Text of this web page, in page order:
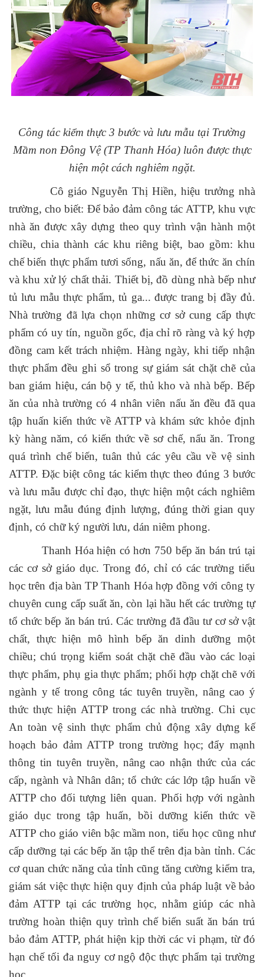
Công tác kiểm thực 3 bước và lưu mẫu tại Trường
Mầm non Đông Vệ (TP Thanh Hóa) luôn được thực
hiện một cách nghiêm ngặt.
Cô giáo Nguyễn Thị Hiền, hiệu trưởng nhà
trường, cho biết: Để bảo đảm công tác ATTP, khu vực
nhà ăn được xây dựng theo quy trình vận hành một
chiều, chia thành các khu riêng biệt, bao gồm: khu
chế biến thực phẩm tươi sống, nấu ăn, để thức ăn chín
và khu xử lý chất thải. Thiết bị, đồ dùng nhà bếp như
tủ lưu mẫu thực phẩm, tủ ga... được trang bị đầy đủ.
Nhà trường đã lựa chọn những cơ sở cung cấp thực
phẩm có uy tín, nguồn gốc, địa chỉ rõ ràng và ký hợp
đồng cam kết trách nhiệm. Hàng ngày, khi tiếp nhận
thực phẩm đều ghi sổ trong sự giám sát chặt chẽ của
ban giám hiệu, cán bộ y tế, thủ kho và nhà bếp. Bếp
ăn của nhà trường có 4 nhân viên nấu ăn đều đã qua
tập huấn kiến thức về ATTP và khám sức khỏe định
kỳ hàng năm, có kiến thức về sơ chế, nấu ăn. Trong
quá trình chế biến, tuân thủ các yêu cầu về vệ sinh
ATTP. Đặc biệt công tác kiểm thực theo đúng 3 bước
và lưu mẫu được chỉ đạo, thực hiện một cách nghiêm
ngặt, lưu mẫu đúng định lượng, đúng thời gian quy
định, có chữ ký người lưu, dán niêm phong.
Thanh Hóa hiện có hơn 750 bếp ăn bán trú tại
các cơ sở giáo dục. Trong đó, chỉ có các trường tiểu
học trên địa bàn TP Thanh Hóa hợp đồng với công ty
chuyên cung cấp suất ăn, còn lại hầu hết các trường tự
tổ chức bếp ăn bán trú. Các trường đã đầu tư cơ sở vật
chất, thực hiện mô hình bếp ăn dinh dưỡng một
chiều; chú trọng kiểm soát chặt chẽ đầu vào các loại
thực phẩm, phụ gia thực phẩm; phối hợp chặt chẽ với
ngành y tế trong công tác tuyên truyền, nâng cao ý
thức thực hiện ATTP trong các nhà trường. Chi cục
An toàn vệ sinh thực phẩm chủ động xây dựng kế
hoạch bảo đảm ATTP trong trường học; đẩy mạnh
thông tin tuyên truyền, nâng cao nhận thức của các
cấp, ngành và Nhân dân; tổ chức các lớp tập huấn về
ATTP cho đối tượng liên quan. Phối hợp với ngành
giáo dục trong tập huấn, bồi dưỡng kiến thức về
ATTP cho giáo viên bậc mầm non, tiểu học cũng như
cấp dưỡng tại các bếp ăn tập thể trên địa bàn tỉnh. Các
cơ quan chức năng của tỉnh cũng tăng cường kiểm tra,
giám sát việc thực hiện quy định của pháp luật về bảo
đảm ATTP tại các trường học, nhằm giúp các nhà
trường hoàn thiện quy trình chế biến suất ăn bán trú
bảo đảm ATTP, phát hiện kịp thời các vi phạm, từ đó
hạn chế tối đa nguy cơ ngộ độc thực phẩm tại trường
học.